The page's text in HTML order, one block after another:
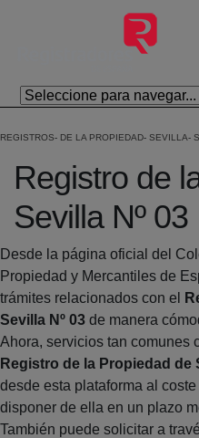
Salta al contingut principal
REGISTROS DE LA PROPIEDAD SEVILLA
Registro de
Sevilla Nº 03
Desde la página oficial del
Propiedad y Mercantiles de
trámites relacionados con el
Sevilla Nº 03 de manera
Ahora, servicios tan comunes
Registro de la Propiedad de
desde esta plataforma al
disponer de ella en un plazo
También puede solicitar a